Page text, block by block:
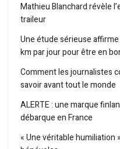
Mathieu Blanchard révèle
traileur
Une étude sérieuse
km par jour pour être en
Comment les journalistes
savoir avant tout le monde
ALERTE : une marque
débarque en France
« Une véritable humiliation